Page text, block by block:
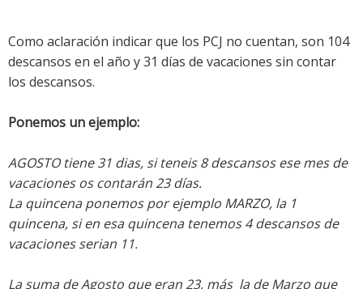
Como aclaración indicar que los PCJ no cuentan, son 104
descansos en el año y 31 días de vacaciones sin contar
los descansos.
Ponemos un ejemplo:
AGOSTO tiene 31 dias, si teneis 8 descansos ese mes de
vacaciones os contarán 23 días.
La quincena ponemos por ejemplo MARZO, la 1
quincena, si en esa quincena tenemos 4 descansos de
vacaciones serian 11.
La suma de Agosto que eran 23, más la de Marzo que